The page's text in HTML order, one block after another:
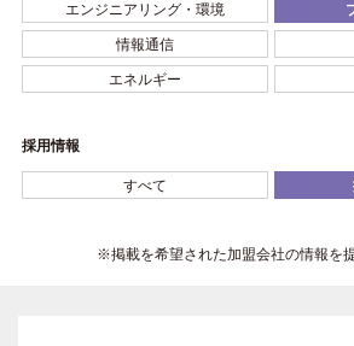
エンジニアリング・環境
情報通信
エネルギー
採用情報
すべて
※掲載を希望された加盟会社の情報を